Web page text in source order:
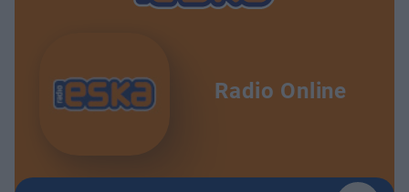
Radio Online